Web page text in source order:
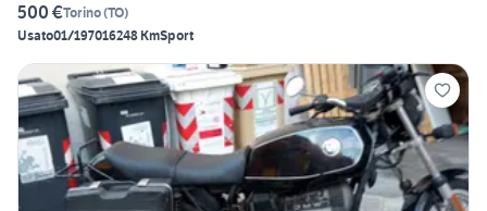
500 €Torino(TO)
Usato01/197016248 KmSport